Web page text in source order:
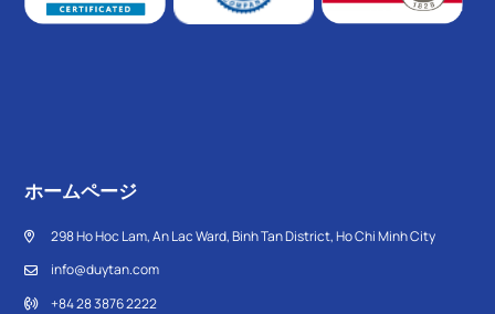
ホームページ
298 Ho Hoc Lam, An Lac Ward, Binh Tan District, Ho Chi Minh City
info@duytan.com
+84 28 3876 2222